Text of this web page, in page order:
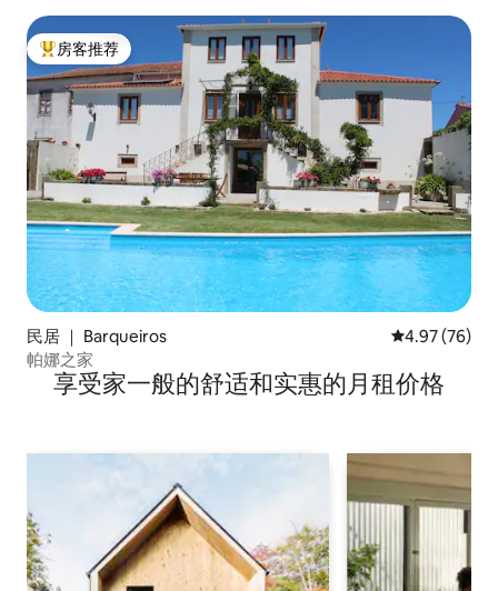
热门「房客推荐」
房客推荐
民居 ｜ Barqueiros 平均评分
4.97 (76)
帕娜之家
享受家一般的舒适和实惠的月租价格